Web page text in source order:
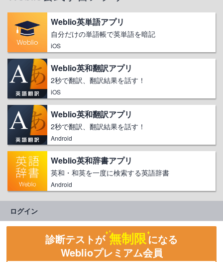
Weblio英単語アプリ
自分だけの単語帳で英単語を暗記
iOS
Weblio英和翻訳アプリ
2秒で翻訳、翻訳結果を話す！
iOS
Weblio英和翻訳アプリ
2秒で翻訳、翻訳結果を話す！
Android
Weblio英和辞書アプリ
英和・和英を一度に検索する英語辞書
Android
ログイン
診断テストが 無制限になる
Weblioプレミアム会員